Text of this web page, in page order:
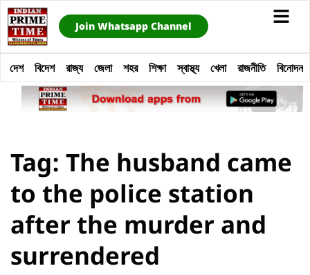
Join Whatsapp Channel
দেশ বিদেশ রাজ্য জেলা শহর শিক্ষা স্বাস্থ্য খেলা রাজনীতি বিনোদন
Tag: The husband came
to the police station
after the murder and
surrendered